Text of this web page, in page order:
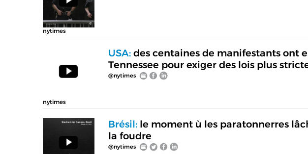
nytimes
nytimes
USA:des centaines de manifestants ont
Tennessee pour exiger des lois plus
@nytimes
Brésil:le moment ù les paratonnerres
la foudre
@nytimes